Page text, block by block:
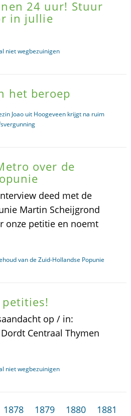
24 uur! Stuur
in jullie
niet wegbezuinigen
het beroep
Joao uit Hoogeveen krijgt na ruim
over de
deed met de
Martin Scheijgrond
onze petitie en noemt
van de Zuid-Hollandse Popunie
petities!
op / in:
Centraal Thymen
niet wegbezuinigen
1878 1879 1880
1881